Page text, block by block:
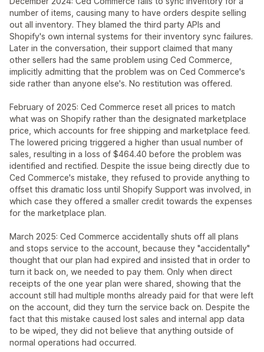
number of items, causing many to have orders despite selling
out all inventory. They blamed the third party APIs and
Shopify's own internal systems for their inventory sync failures.
Later in the conversation, their support claimed that many
other sellers had the same problem using Ced Commerce,
implicitly admitting that the problem was on Ced Commerce's
side rather than anyone else's. No restitution was offered.
February of 2025: Ced Commerce reset all prices to match
what was on Shopify rather than the designated marketplace
price, which accounts for free shipping and marketplace feed.
The lowered pricing triggered a higher than usual number of
sales, resulting in a loss of $464.40 before the problem was
identified and rectified. Despite the issue being directly due to
Ced Commerce's mistake, they refused to provide anything to
offset this dramatic loss until Shopify Support was involved, in
which case they offered a smaller credit towards the expenses
for the marketplace plan.
March 2025: Ced Commerce accidentally shuts off all plans
and stops service to the account, because they "accidentally"
thought that our plan had expired and insisted that in order to
turn it back on, we needed to pay them. Only when direct
receipts of the one year plan were shared, showing that the
account still had multiple months already paid for that were left
on the account, did they turn the service back on. Despite the
fact that this mistake caused lost sales and internal app data
to be wiped, they did not believe that anything outside of
normal operations had occurred.